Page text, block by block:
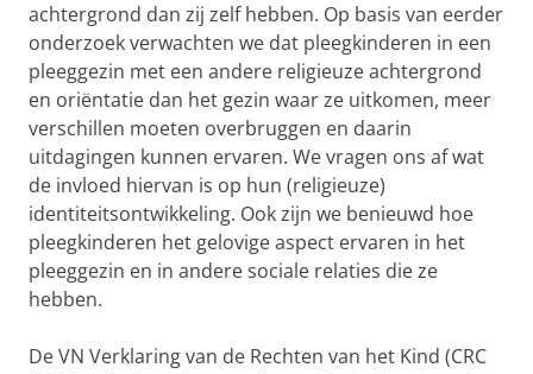
achtergrond dan zij zelf hebben. Op basis van eerder
onderzoek verwachten we dat pleegkinderen in een
pleeggezin met een andere religieuze achtergrond
en oriëntatie dan het gezin waar ze uitkomen, meer
verschillen moeten overbruggen en daarin
uitdagingen kunnen ervaren. We vragen ons af wat
de invloed hiervan is op hun (religieuze)
identiteitsontwikkeling. Ook zijn we benieuwd hoe
pleegkinderen het gelovige aspect ervaren in het
pleeggezin en in andere sociale relaties die ze
hebben.
De VN Verklaring van de Rechten van het Kind (CRC